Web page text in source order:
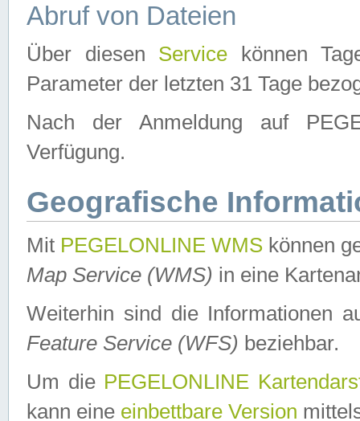
Abruf von Dateien
Über diesen Service können
Parameter der letzten 31 Tage
Nach der Anmeldung auf
Verfügung.
Geografische
Mit PEGELONLINE WMS können
Map Service (WMS) in eine
Weiterhin sind die Informationen
Feature Service (WFS) beziehbar.
Um die PEGELONLINE
kann eine einbettbare Version